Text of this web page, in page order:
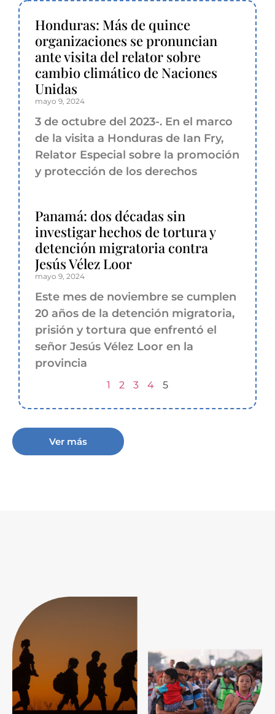
Honduras: Más de quince
organizaciones se pronuncian
ante visita del relator sobre
cambio climático de Naciones
Unidas
mayo 9, 2024
3 de octubre del 2023-. En el marco
de la visita a Honduras de Ian Fry,
Relator Especial sobre la promoción
y protección de los derechos
Panamá: dos décadas sin
investigar hechos de tortura y
detención migratoria contra
Jesús Vélez Loor
mayo 9, 2024
Este mes de noviembre se cumplen
20 años de la detención migratoria,
prisión y tortura que enfrentó el
señor Jesús Vélez Loor en la
provincia
1 2 3 4 5
Ver más